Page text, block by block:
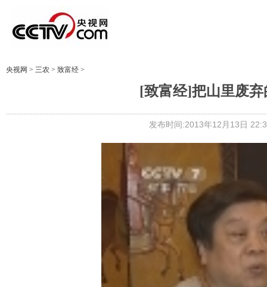
央视网 > 三农 > 致富经 >
[致富经]把山里废弃
发布时间:2013年12月13日